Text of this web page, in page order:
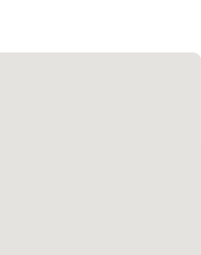
здоровье,
общественных